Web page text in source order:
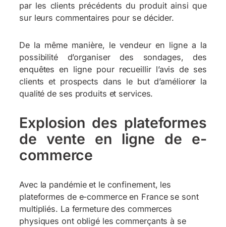
par les clients précédents du produit ainsi que
sur leurs commentaires pour se décider.
De la même manière, le vendeur en ligne a la
possibilité d’organiser des sondages, des
enquêtes en ligne pour recueillir l’avis de ses
clients et prospects dans le but d’améliorer la
qualité de ses produits et services.
Explosion des plateformes
de vente en ligne de e-
commerce
Avec la pandémie et le confinement, les
plateformes de e-commerce en France se sont
multipliés. La fermeture des commerces
physiques ont obligé les commerçants à se